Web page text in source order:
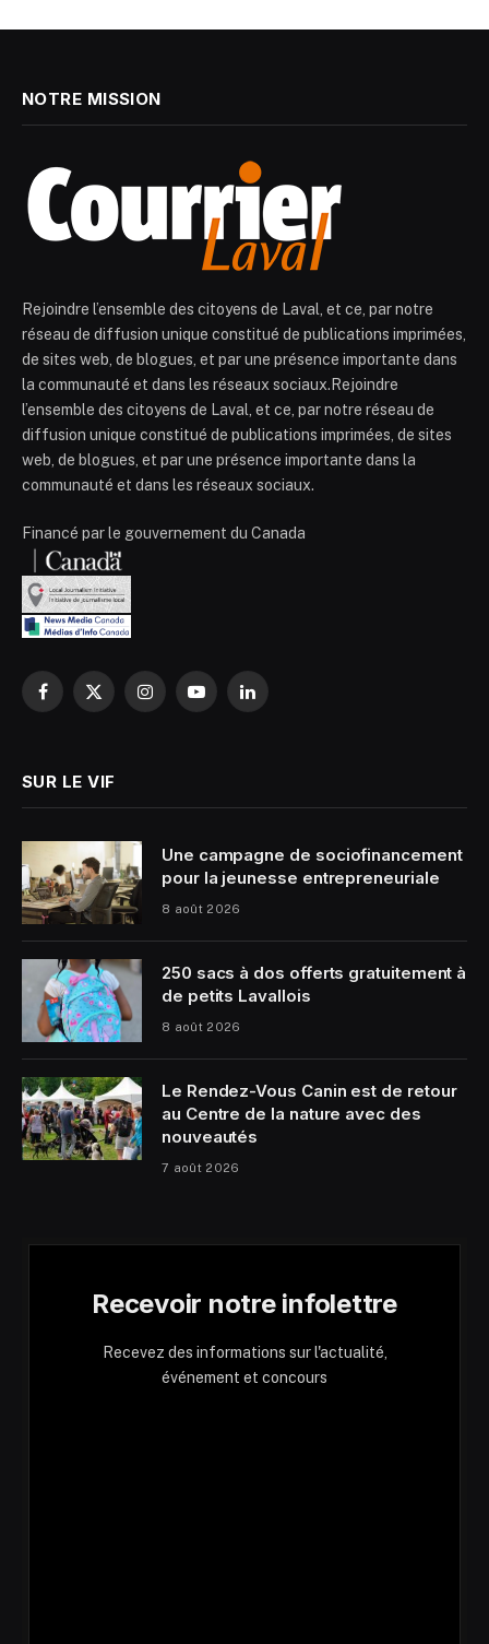
NOTRE MISSION
Rejoindre l’ensemble des citoyens de Laval, et ce, par notre
réseau de diffusion unique constitué de publications imprimées,
de sites web, de blogues, et par une présence importante dans
la communauté et dans les réseaux sociaux.Rejoindre
l’ensemble des citoyens de Laval, et ce, par notre réseau de
diffusion unique constitué de publications imprimées, de sites
web, de blogues, et par une présence importante dans la
communauté et dans les réseaux sociaux.
Financé par le gouvernement du Canada
Facebook
X
InstagramYouTubeLinkedIn
SUR LE VIF
Une campagne de sociofinancement
pour la jeunesse entrepreneuriale
8 août 2026
250 sacs à dos offerts gratuitement à
de petits Lavallois
8 août 2026
Le Rendez-Vous Canin est de retour
au Centre de la nature avec des
nouveautés
7 août 2026
Recevoir notre infolettre
Recevez des informations sur l'actualité,
événement et concours